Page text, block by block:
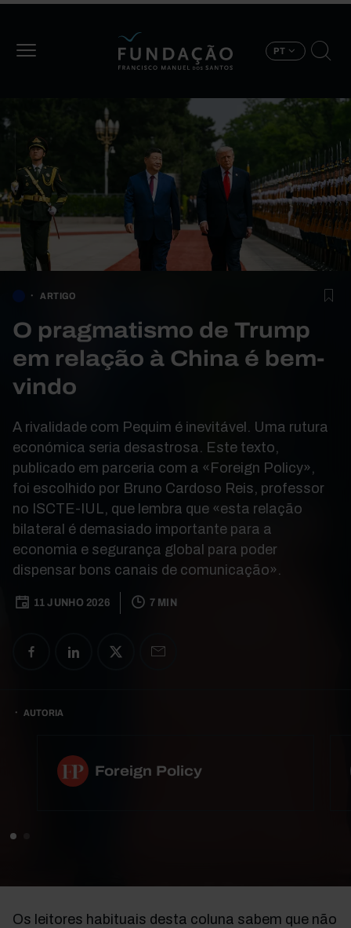
PT
ARTIGO
O pragmatismo de Trump
em relação à China é bem-
vindo
A rivalidade com Pequim é inevitável. Uma rutura
económica seria desastrosa. Este texto,
publicado em parceria com a «Foreign Policy»,
foi escolhido por Bruno Cardoso Reis, professor
no ISCTE-IUL, que lembra que «esta relação
bilateral é demasiado importante para a
economia e segurança global para poder
dispensar bons canais de comunicação».
11 JUNHO 2026 7 MIN
AUTORIA
Foreign Policy
Os leitores habituais desta coluna sabem que não